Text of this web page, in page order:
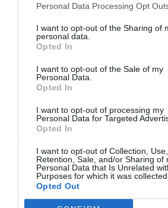
Personal Data Processing Opt
I want to opt-out of the Sharing of
personal data.
Opted In
I want to opt-out of the Sale of my
Personal Data.
Opted In
I want to opt-out of processing my
Personal Data for Targeted
Opted In
I want to opt-out of Collection, Use,
Retention, Sale, and/or Sharing of
Personal Data that Is Unrelated
Purposes for which it was collected.
Opted Out
Η Amazon δεν είναι η μόνη
τεχνολογίας που στρέφεται
κεφαλαίου για να
ανάπτυξης υποδομών
έχουν πραγματοποιήσει οι
Alphabet και Meta Platforms,
ανταγωνισμός για την ανάπτυξη
ισχύος και νέων υπηρεσιών AI
επενδύσεις εκατοντάδων